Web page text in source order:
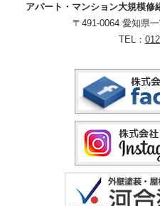
アパート・マンション大規模
〒491-0064 愛知県
TEL：